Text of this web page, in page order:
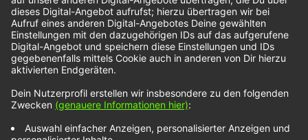
The FunkLabb
feat. Myah Marie –
Mama Said No